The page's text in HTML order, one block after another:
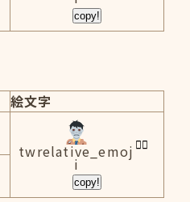
copy!
絵文字
twrelative_emoj
i
copy!